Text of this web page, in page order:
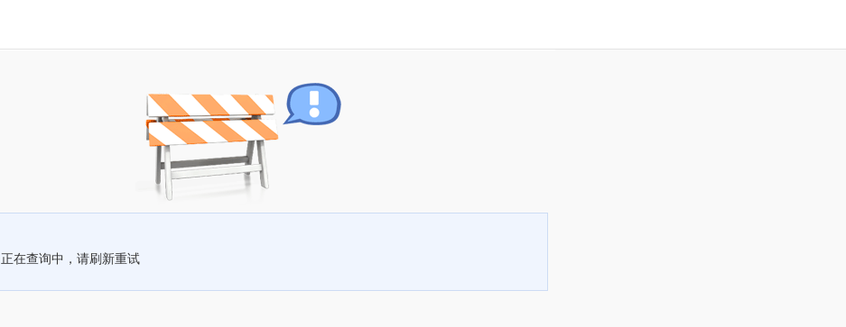
正在查询中，请刷新重试